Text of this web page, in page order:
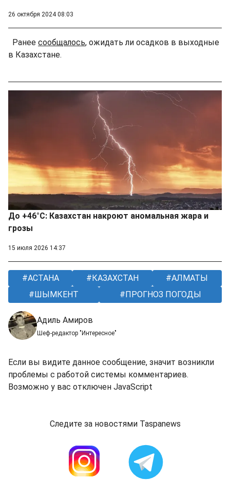
26 октября 2024 08:03
Ранее сообщалось, ожидать ли осадков в выходные
в Казахстане.
До +46°C: Казахстан накроют аномальная жара и
грозы
15 июля 2026 14:37
АСТАНА КАЗАХСТАН
АЛМАТЫ
ШЫМКЕНТ
ПРОГНОЗ ПОГОДЫ
Адиль Амиров
Шеф-редактор "Интересное"
Если вы видите данное сообщение, значит возникли
проблемы с работой системы комментариев.
Возможно у вас отключен JavaScript
Следите за новостями Taspanews